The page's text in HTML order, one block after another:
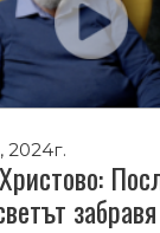
забравя